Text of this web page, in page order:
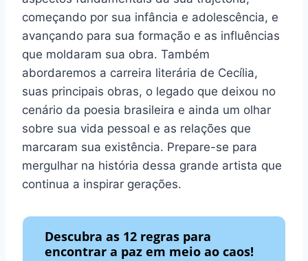
começando por sua infância e adolescência, e
avançando para sua formação e as influências
que moldaram sua obra. Também
abordaremos a carreira literária de Cecília,
suas principais obras, o legado que deixou no
cenário da poesia brasileira e ainda um olhar
sobre sua vida pessoal e as relações que
marcaram sua existência. Prepare-se para
mergulhar na história dessa grande artista que
continua a inspirar gerações.
Descubra as 12 regras para
encontrar a paz em meio ao caos!